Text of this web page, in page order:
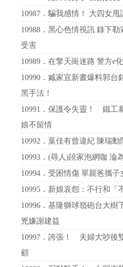
10987． 騙我感情！ 大四女甩
10988． 黑心色情視訊 錄下勒
受害
10989． 在擎天崗迷路 警方e
10990． 臧家宜新書爆料郭
黑手法！
10991． 保護令失靈！ 鐵工
娘不留情
10992． 葉佳有曾違紀 陳瑞勳
10993． (尋人)蹺家泡網咖 淪
10994． 受困情傷 單親爸攜子
10995． 新娘哀怨：不行和「
10996． 基隆獅球嶺砲台大
兇嫌謝建益
10997． 誇張！ 夫婦大吵後
顧